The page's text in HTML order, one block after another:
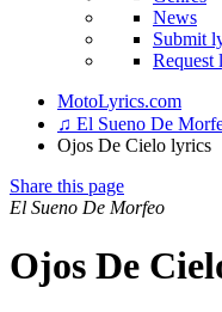
News
Submit
Request
MotoLyrics.com
♫ El Sueno De
Ojos De Cielo lyrics
Share this page
El Sueno De Morfeo
Ojos De